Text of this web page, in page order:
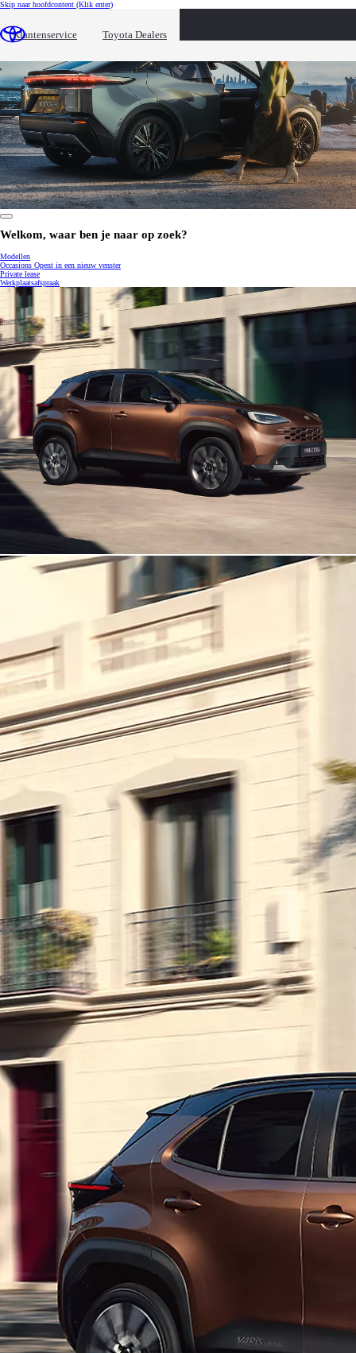
Skip naar hoofdcontent (Klik enter)
Klantenservice Toyota Dealers
0:17 / 0:27
Welkom, waar ben je naar op zoek?
Modellen
Occasions Opent in een nieuw venster
Private lease
Werkplaatsafspraak